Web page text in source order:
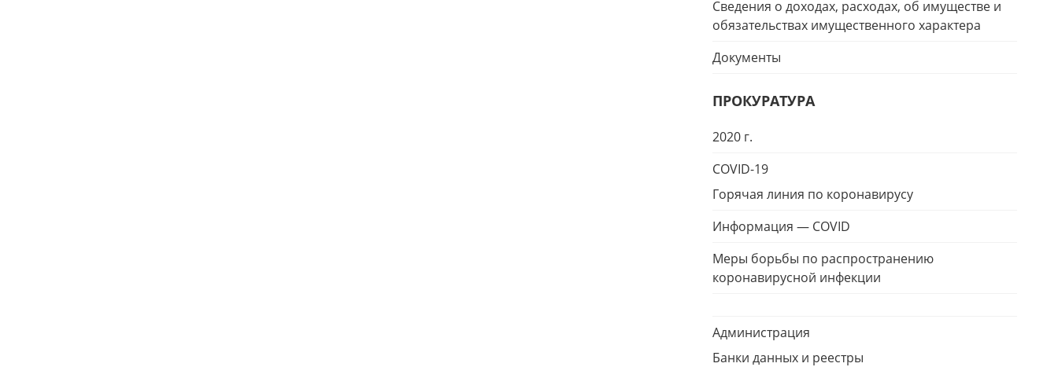
Сведения о доходах, расходах, об имуществе и
обязательствах имущественного характера
Документы
ПРОКУРАТУРА
2020 г.
COVID-19
Горячая линия по коронавирусу
Информация — COVID
Меры борьбы по распространению
коронавирусной инфекции
Администрация
Банки данных и реестры